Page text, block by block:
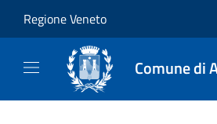
Regione Veneto
Comune di